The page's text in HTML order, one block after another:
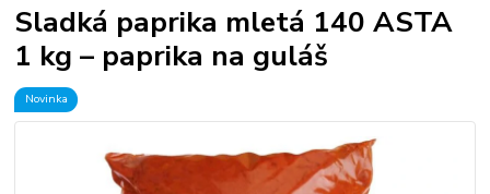
Sladká paprika mletá 140 ASTA
1 kg – paprika na guláš
Novinka